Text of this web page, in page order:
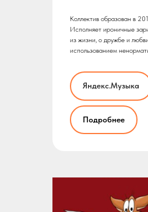
Коллектив образован в
Исполняет ироничные
из жизни, о дружбе и
использованием
Яндекс.Музыка
Подробнее